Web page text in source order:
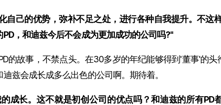
自己的优势，弥补不足之处，进行各种自我提升。不这
，和迪兹今后不会成为更加成功的公司吗?"
的故事，不禁点头。在30多岁的年纪能够得到'董事'的
兹会成长成多么出色的公司啊。期待着。
成长。这不就是初创公司的优点吗？和迪兹的所有PD